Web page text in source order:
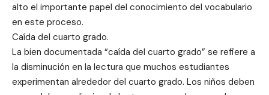
alto el importante papel del conocimiento del vocabulario
en este proceso.
Caída del cuarto grado.
La bien documentada “caída del cuarto grado” se refiere a
la disminución en la lectura que muchos estudiantes
experimentan alrededor del cuarto grado. Los niños deben